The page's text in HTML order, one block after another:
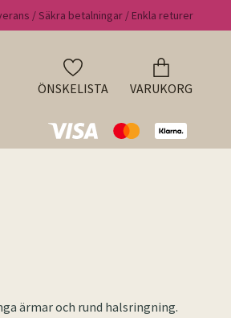
/ Säkra betalningar / Enkla returer
ÖNSKELISTA VARUKORG
ärmar och rund halsringning.